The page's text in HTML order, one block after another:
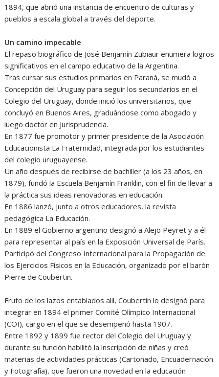
1894, que abrió una instancia de encuentro de culturas y
pueblos a escala global a través del deporte.
Un camino impecable
El repaso biográfico de José Benjamín Zubiaur enumera logros
significativos en el campo educativo de la Argentina.
Tras cursar sus estudios primarios en Paraná, se mudó a
Concepción del Uruguay para seguir los secundarios en el
Colegio del Uruguay, donde inició los universitarios, que
concluyó en Buenos Aires, graduándose como abogado y
luego doctor en Jurisprudencia.
En 1877 fue promotor y primer presidente de la Asociación
Educacionista La Fraternidad, integrada por los estudiantes
del colegio uruguayense.
Un año después de recibirse de bachiller (a los 23 años, en
1879), fundó la Escuela Benjamín Franklin, con el fin de llevar a
la práctica sus ideas renovadoras en educación.
En 1886 lanzó, junto a otros educadores, la revista
pedagógica La Educación.
En 1889 el Gobierno argentino designó a Alejo Peyret y a él
para representar al país en la Exposición Universal de París.
Participó del Congreso Internacional para la Propagación de
los Ejercicios Físicos en la Educación, organizado por el barón
Pierre de Coubertin.
Fruto de los lazos entablados allí, Coubertin lo designó para
integrar en 1894 el primer Comité Olímpico Internacional
(COI), cargo en el que se desempeñó hasta 1907.
Entre 1892 y 1899 fue rector del Colegio del Uruguay y
durante su función habilitó la inscripción de niñas y creó
materias de actividades prácticas (Cartonado, Encuadernación
y Fotografía), que fueron una novedad en la educación